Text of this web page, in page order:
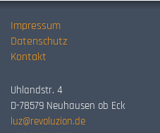
Impressum
Datenschutz
Kontakt
Uhlandstr. 4
D-78579 Neuhausen ob Eck
luz@revoluzion.de